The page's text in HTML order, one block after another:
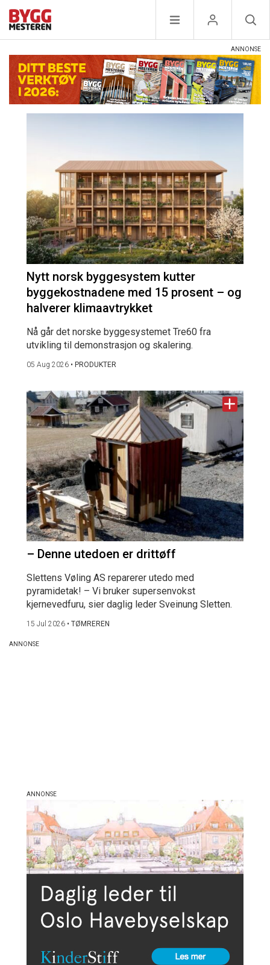
Nytt norsk byggesystem kutter
byggekostnadene med 15 prosent – og
halverer klimaavtrykket
Nå går det norske byggesystemet Tre60 fra
utvikling til demonstrasjon og skalering.
05 Aug 2026 • PRODUKTER
– Denne utedoen er drittøff
Slettens Vøling AS reparerer utedo med
pyramidetak! – Vi bruker supersenvokst
kjernevedfuru, sier daglig leder Sveinung Sletten.
15 Jul 2026 • TØMREREN